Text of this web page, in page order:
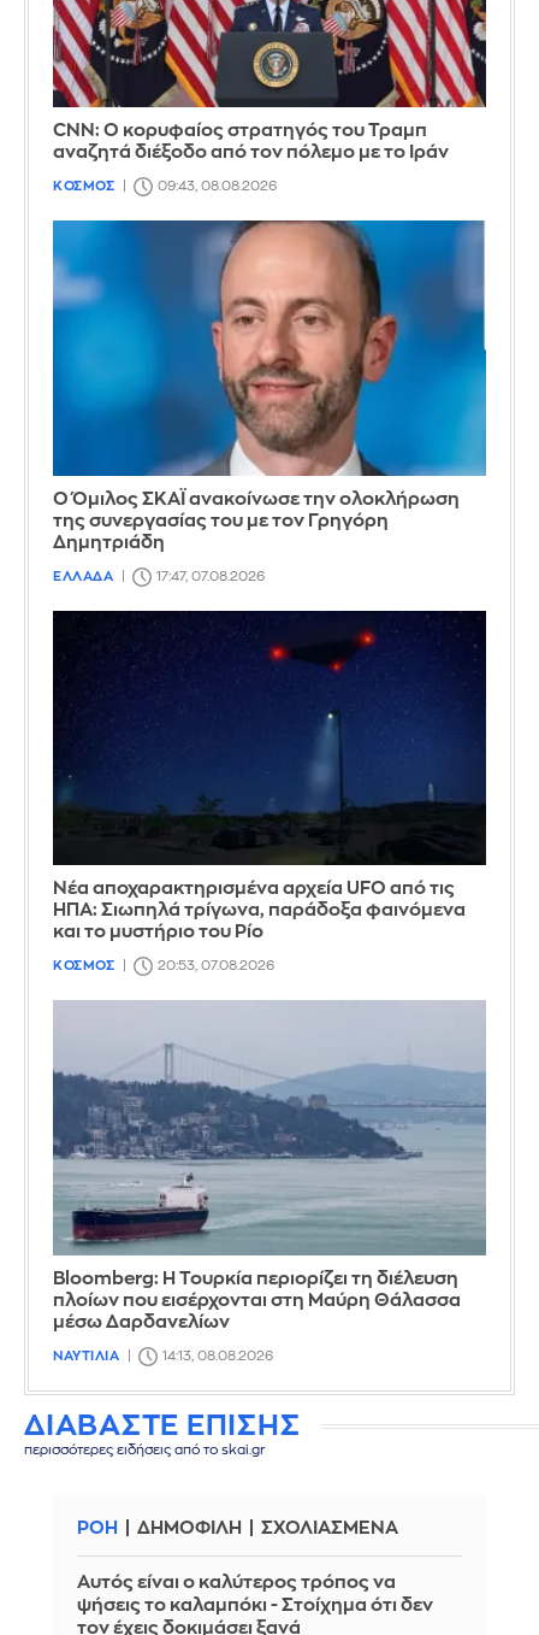
CNN: Ο κορυφαίος στρατηγός του Τραμπ
αναζητά διέξοδο από τον πόλεμο με το Ιράν
ΚΟΣΜΟΣ 09:43, 08.08.2026
Ο Όμιλος ΣΚΑΪ ανακοίνωσε την ολοκλήρωση
της συνεργασίας του με τον Γρηγόρη
Δημητριάδη
ΕΛΛΑΔΑ 17:47, 07.08.2026
Νέα αποχαρακτηρισμένα αρχεία UFO από τις
ΗΠΑ: Σιωπηλά τρίγωνα, παράδοξα φαινόμενα
και το μυστήριο του Ρίο
ΚΟΣΜΟΣ 20:53, 07.08.2026
Bloomberg: Η Τουρκία περιορίζει τη διέλευση
πλοίων που εισέρχονται στη Μαύρη Θάλασσα
μέσω Δαρδανελίων
ΝΑΥΤΙΛΙΑ 14:13, 08.08.2026
ΔΙΑΒΑΣΤΕ ΕΠΙΣΗΣ
περισσότερες ειδήσεις από το skai.gr
ΡΟΗ ΔΗΜΟΦΙΛΗ ΣΧΟΛΙΑΣΜΕΝΑ
Αυτός είναι ο καλύτερος τρόπος να
ψήσεις το καλαμπόκι - Στοίχημα ότι δεν
τον έχεις δοκιμάσει ξανά